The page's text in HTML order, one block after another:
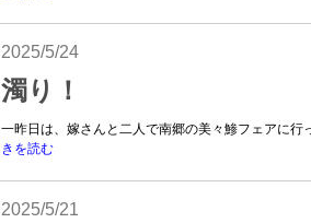
2025/5/24
濁り！
一昨日は、嫁さんと二人で南郷の美々鯵フェアに
きを読む
2025/5/21